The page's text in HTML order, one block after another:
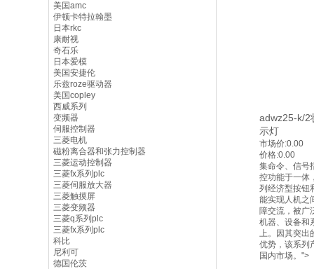
adwz25-k/2
示灯
市场价:0.00
价格:0.00
集命令、信号
控功能于一体
列经济型按钮
能实现人机之
障交流，被广
机器、设备和
上。因其突出
优势，该系列
国内市场。">
美国amc
伊顿卡特拉翰墨
日本rkc
康耐视
奇石乐
日本爱模
美国安捷伦
乐兹roze驱动器
美国copley
西威系列
变频器
伺服控制器
三菱电机
磁粉离合器和张力控制器
三菱运动控制器
三菱fx系列plc
三菱伺服放大器
三菱触摸屏
三菱变频器
三菱q系列plc
三菱fx系列plc
科比
尼利可
德国伦茨